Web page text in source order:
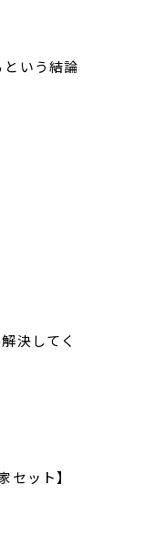
という結論
決してく
ット】